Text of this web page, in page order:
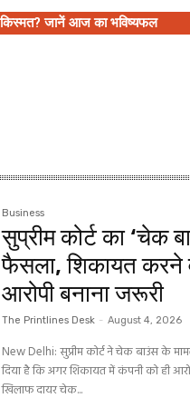
जानें आज का भविष्यफल
रहने वाला है मिथुन, सिंह, तुला समेत
Business
सुप्रीम कोर्ट का ‘चेक
फैसला, शिकायत करने
आरोपी बनाना जरूरी
The Printlines Desk - August 4, 2026
New Delhi: सुप्रीम कोर्ट ने चेक बाउंस के
दिया है कि अगर शिकायत में कंपनी को ही
खिलाफ दायर चेक...